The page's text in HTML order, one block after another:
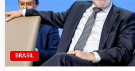
BRASIL